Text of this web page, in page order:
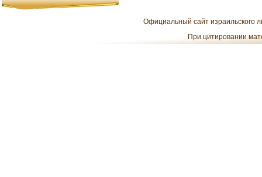
Официальный сайт израильского
При цитировании